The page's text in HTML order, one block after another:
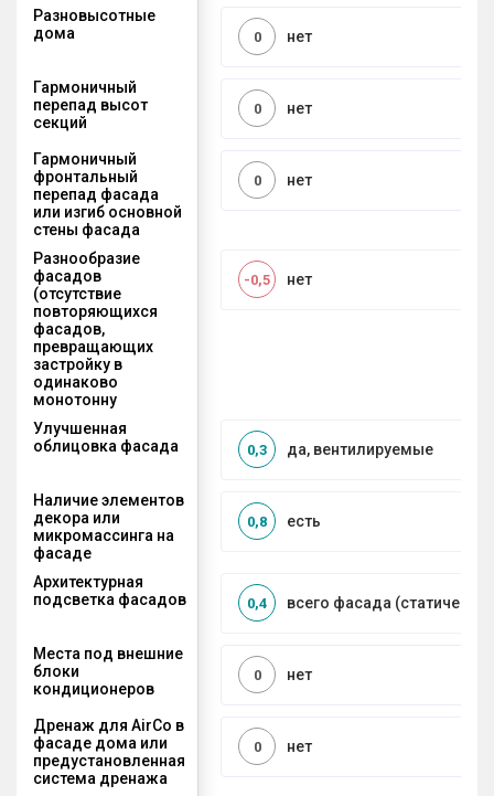
Разновысотные
дома
нет
0
Гармоничный
перепад высот
секций
нет
0
Гармоничный
фронтальный
перепад фасада
или изгиб основной
стены фасада
нет
0
Разнообразие
фасадов
(отсутствие
повторяющихся
фасадов,
превращающих
застройку в
одинаково
монотонну
нет
-0,5
Улучшенная
облицовка фасада
да, вентилируемые
0,3
Наличие элементов
декора или
микромассинга на
фасаде
есть
0,8
Архитектурная
подсветка фасадов
всего фасада
0,4
Места под внешние
блоки
кондиционеров
нет
0
Дренаж для AirCo в
фасаде дома или
предустановленная
система дренажа
нет
0